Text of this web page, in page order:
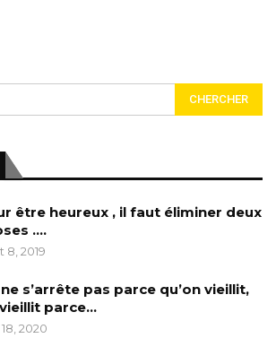
être heureux , il faut éliminer deux
….
8, 2019
s’arrête pas parce qu’on vieillit,
parce…
2020